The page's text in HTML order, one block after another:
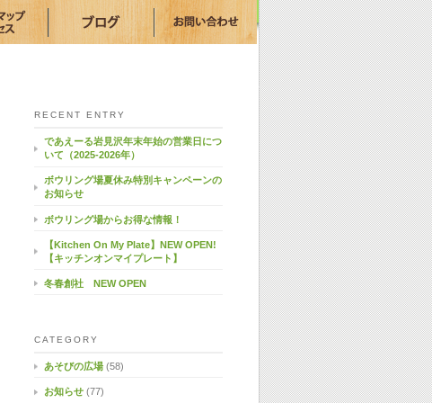
RECENT ENTRY
であえーる岩見沢年末年始の営業日につ
いて（2025-2026年）
ボウリング場夏休み特別キャンペーンの
お知らせ
ボウリング場からお得な情報！
【Kitchen On My Plate】NEW OPEN!
【キッチンオンマイプレート】
冬春創社 NEW OPEN
CATEGORY
あそびの広場 (58)
お知らせ (77)